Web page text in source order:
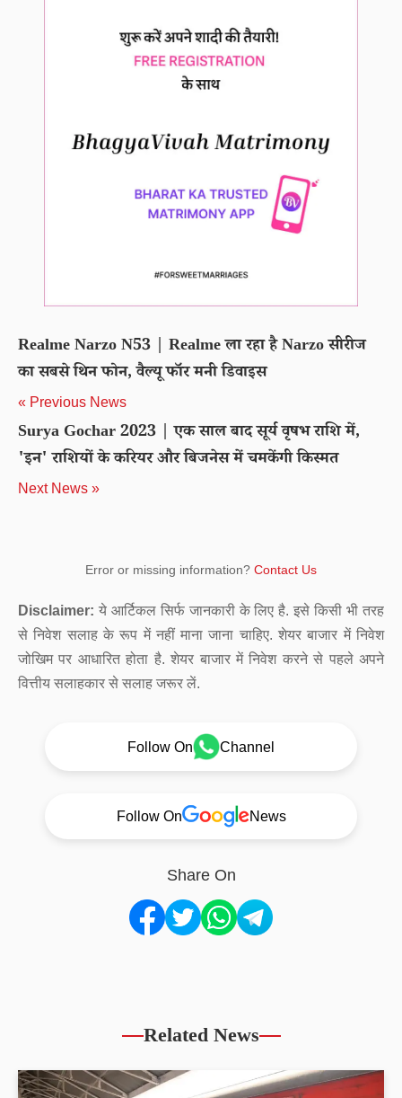
Realme Narzo N53 | Realme ला रहा है Narzo सीरीज
का सबसे थिन फोन, वैल्यू फॉर मनी डिवाइस
« Previous News
Surya Gochar 2023 | एक साल बाद सूर्य वृषभ राशि में,
'इन' राशियों के करियर और बिजनेस में चमकेंगी किस्मत
Next News »
Error or missing information? Contact Us
Disclaimer: ये आर्टिकल सिर्फ जानकारी के लिए है. इसे किसी भी तरह
से निवेश सलाह के रूप में नहीं माना जाना चाहिए. शेयर बाजार में निवेश
जोखिम पर आधारित होता है. शेयर बाजार में निवेश करने से पहले अपने
वित्तीय सलाहकार से सलाह जरूर लें.
Follow On Channel
Follow On News
Share On
Related News